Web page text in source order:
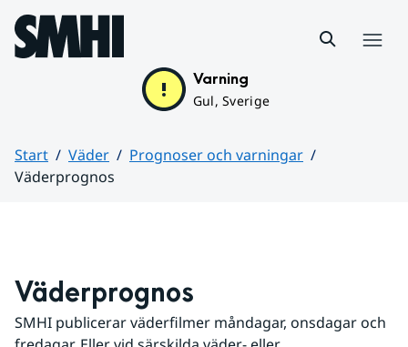
Hoppa till sidans innehåll
Varning
Gul, Sverige
Start Väder
Prognoser och varningar
Väderprognos
Väderprognos
SMHI publicerar väderfilmer måndagar, onsdagar och